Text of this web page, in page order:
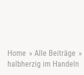
Home » Alle Beiträge »
halbherzig im Handeln